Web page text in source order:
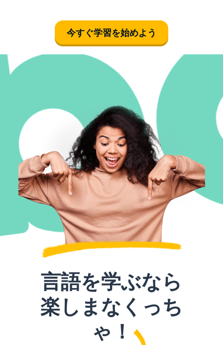
今すぐ学習を始めよう
言語を学ぶなら
楽しまなくっち
ゃ！